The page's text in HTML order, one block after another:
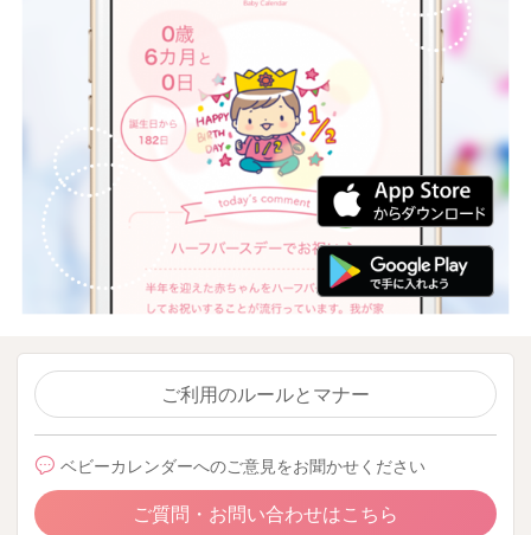
ご利用のルールとマナー
ベビーカレンダーへのご意見をお聞かせください
ご質問・お問い合わせはこちら